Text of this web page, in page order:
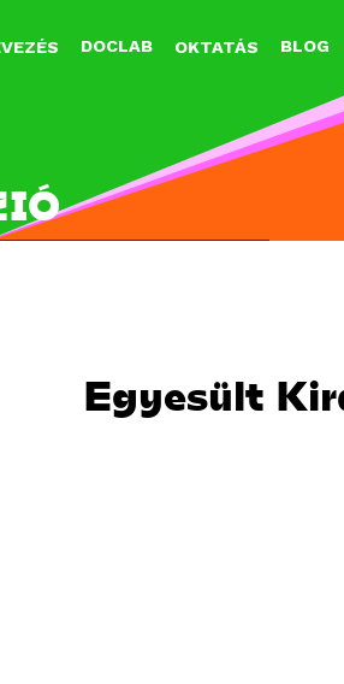
DOCLAB OKTATÁS BLOG
Egyesült